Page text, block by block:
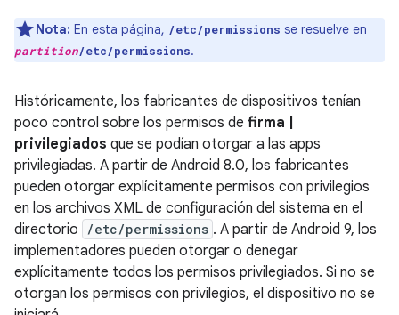
Nota: En esta página, /etc/permissions se resuelve en
partition/etc/permissions.
Históricamente, los fabricantes de dispositivos tenían
poco control sobre los permisos de firma |
privilegiados que se podían otorgar a las apps
privilegiadas. A partir de Android 8.0, los fabricantes
pueden otorgar explícitamente permisos con privilegios
en los archivos XML de configuración del sistema en el
directorio
/etc/permissions . A partir de Android 9, los
implementadores pueden otorgar o denegar
explícitamente todos los permisos privilegiados. Si no se
otorgan los permisos con privilegios, el dispositivo no se